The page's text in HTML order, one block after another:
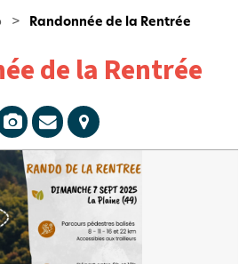
> Randonnée de la Rentrée
de la Rentrée